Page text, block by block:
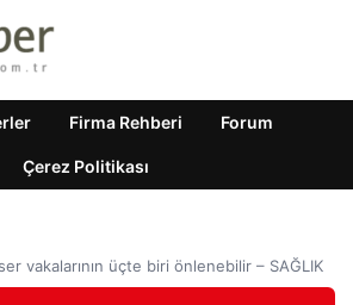
Firma Rehberi Forum
Çerez Politikası
vakalarının üçte biri önlenebilir – SAĞLIK